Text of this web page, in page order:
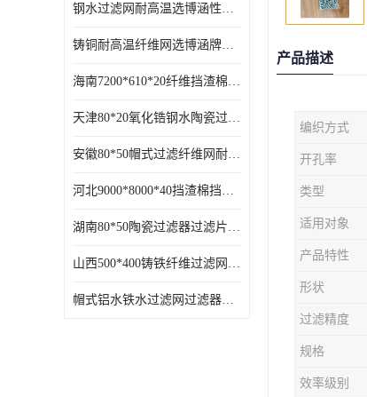
钢水过滤网耐高温选博涵性能稳定价格合适
铸铜耐高温纤维网选博涵牌质量稳定
海南7200*610*20纤维挡渣棉耐高温
天津80*20氧化锆钢水陶瓷过滤器过滤效果明显
安徽80*50帽式过滤纤维网耐高温
河北9000*8000*40挡渣棉挡渣效果好耐高温
湖南80*50陶瓷过滤器过滤片过滤网效果好耐高温
山西500*400铸铁纤维过滤网方形网圆形网
帽式铝水铁水过滤网过滤器耐高温
产品描述
编织方式
开孔率
类型
适用对象
产品特性
形状
过滤精度
规格
效率级别